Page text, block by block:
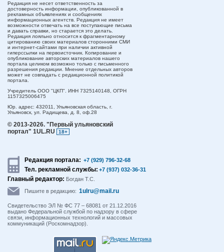
Редакция не несет ответственность за
достоверность информации, опубликованной в
рекламных объявлениях и сообщениях
информационных агентств. Редакция не имеет
возможности отвечать на все поступающие письма
и давать справки, но старается это делать.
Редакция лояльно относится к фрагментарному
цитированию своих материалов сторонними СМИ
и интернет-сайтами при наличии активной
гиперссылки на первоисточник. Копирование и
опубликование авторских материалов нашего
портала целиком возможно только с письменного
разрешения редакции. Мнение отдельных авторов
может не совпадать с редакционной политикой
портала.
Учредитель ООО "ЦКП". ИНН 7325140148, ОГРН
1157325006475
Юр. адрес: 432011, Ульяновская область, г.
Ульяновск, ул. Радищева, д. 8, оф.28
© 2013-2026. "Первый ульяновский
портал" 1UL.RU
18+
Редакция портала: +7 (929) 796-32-68
Тел. рекламной службы: +7 (937) 032-36-31
Главный редактор: Богдан Т.С.
Пишите в редакцию: 1ulru@mail.ru
Свидетельство ЭЛ № ФС 77 – 68081 от 21.12.2016
выдано Федеральной службой по надзору в сфере
связи, информационных технологий и массовых
коммуникаций (Роскомнадзор).